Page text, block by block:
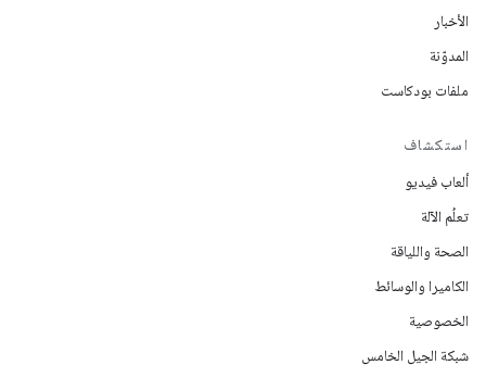
الأخبار
المدوّنة
ملفات بودكاست
استكشاف
ألعاب فيديو
تعلُم الآلة
الصحة واللياقة
الكاميرا والوسائط
الخصوصية
شبكة الجيل الخامس